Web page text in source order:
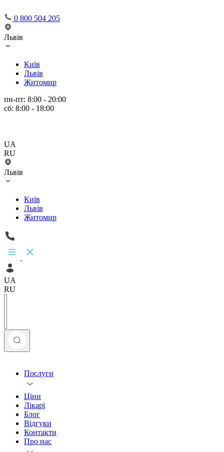
0 800 504 205
Львів
Київ
Львів
Житомир
пн-пт: 8:00 - 20:00
сб: 8:00 - 18:00
UA
RU
Львів
Київ
Львів
Житомир
UA
RU
Послуги
Ціни
Лікарі
Блог
Відгуки
Контакти
Про нас